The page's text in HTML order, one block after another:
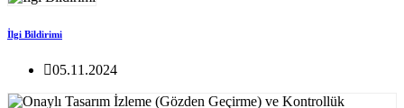
İlgi Bildirimi
05.11.2024